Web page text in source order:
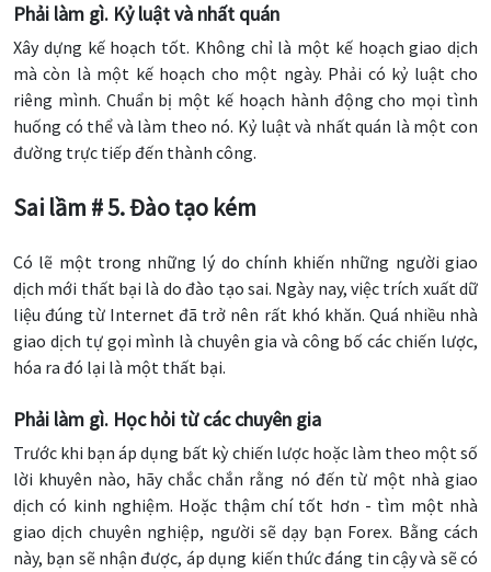
Phải làm gì. Kỷ luật và nhất quán
Xây dựng kế hoạch tốt. Không chỉ là một kế hoạch giao dịch
mà còn là một kế hoạch cho một ngày. Phải có kỷ luật cho
riêng mình. Chuẩn bị một kế hoạch hành động cho mọi tình
huống có thể và làm theo nó. Kỷ luật và nhất quán là một con
đường trực tiếp đến thành công.
Sai lầm # 5. Đào tạo kém
Có lẽ một trong những lý do chính khiến những người giao
dịch mới thất bại là do đào tạo sai. Ngày nay, việc trích xuất dữ
liệu đúng từ Internet đã trở nên rất khó khăn. Quá nhiều nhà
giao dịch tự gọi mình là chuyên gia và công bố các chiến lược,
hóa ra đó lại là một thất bại.
Phải làm gì. Học hỏi từ các chuyên gia
Trước khi bạn áp dụng bất kỳ chiến lược hoặc làm theo một số
lời khuyên nào, hãy chắc chắn rằng nó đến từ một nhà giao
dịch có kinh nghiệm. Hoặc thậm chí tốt hơn - tìm một nhà
giao dịch chuyên nghiệp, người sẽ dạy bạn Forex. Bằng cách
này, bạn sẽ nhận được, áp dụng kiến ​​thức đáng tin cậy và sẽ có